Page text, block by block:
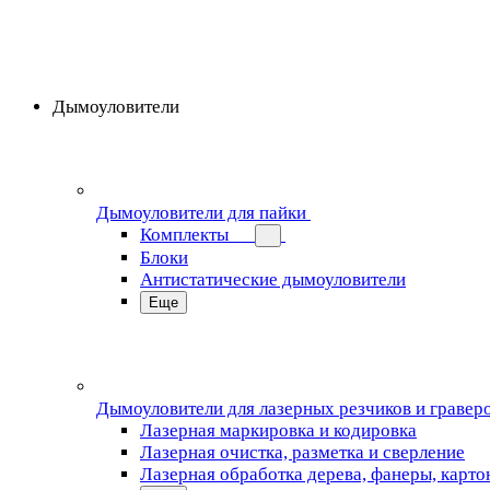
Дымоуловители
Дымоуловители для пайки
Комплекты
Блоки
Антистатические дымоуловители
Еще
Дымоуловители для лазерных резчиков и
Лазерная маркировка и кодировка
Лазерная очистка, разметка и сверление
Лазерная обработка дерева, фанеры,